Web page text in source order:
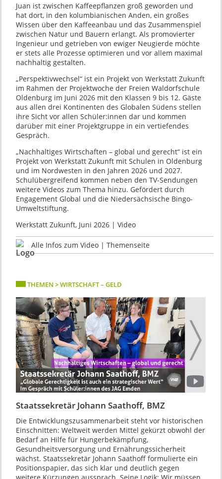
Juan ist zwischen Kaffeepflanzen groß geworden und
hat dort, in den kolumbianischen Anden, ein großes
Wissen über den Kaffeeanbau und das Zusammenspiel
zwischen Natur und Bauern erlangt. Als promovierter
Ingenieur und getrieben von ewiger Neugierde möchte
er stets alle Prozesse optimieren und vor allem maximal
nachhaltig gestalten.
„Perspektivwechsel“ ist ein Projekt von Werkstatt Zukunft
im Rahmen der Projektwoche der Freien Waldorfschule
Oldenburg im Juni 2026 mit den Klassen 9 bis 12. Gäste
aus allen drei Kontinenten des Globalen Südens stellen
ihre Sicht vor allen Schüler:innen dar und kommen
darüber mit einer Projektgruppe in ein vertiefendes
Gespräch.
„Nachhaltiges Wirtschaften – global und gerecht“ ist ein
Projekt von Werkstatt Zukunft mit Schulen in Oldenburg
und im Nordwesten in den Jahren 2026 und 2027.
Schulübergreifend kommen neben den TV-Sendungen
weitere Videos zum Thema hinzu. Gefördert durch
Engagement Global und die Niedersächsische Bingo-
Umweltstiftung.
Werkstatt Zukunft, Juni 2026 | Video
Alle Infos zum Video | Themenseite
THEMEN > WIRTSCHAFT – GELD
Staatssekretär Johann Saathoff, BMZ
Die Entwicklungszusammenarbeit steht vor historischen
Einschnitten: Weltweit werden Mittel gekürzt obwohl der
Bedarf an Hilfe für Hungerbekämpfung,
Gesundheitsversorgung und Ernährungssicherheit
wächst. Staatssekretär Johann Saathoff formulierte ein
Positionspapier, das sich klar und deutlich gegen